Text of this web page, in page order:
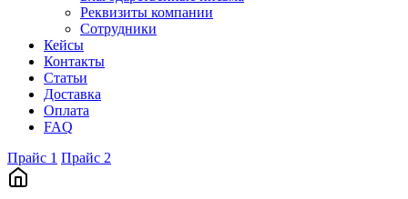
Реквизиты компании
Сотрудники
Кейсы
Контакты
Статьи
Доставка
Оплата
FAQ
Прайс 1 Прайс 2